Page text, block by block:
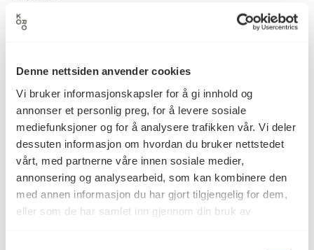
Denne nettsiden anvender cookies
Vi bruker informasjonskapsler for å gi innhold og
annonser et personlig preg, for å levere sosiale
mediefunksjoner og for å analysere trafikken vår. Vi deler
dessuten informasjon om hvordan du bruker nettstedet
vårt, med partnerne våre innen sosiale medier,
annonsering og analysearbeid, som kan kombinere den
med annen informasjon du har gjort tilgjengelig for dem,
eller som de har samlet inn gjennom din bruk av
Høyde: 50cm
Diameter: 0cm
Dybde: 0cm
Reference KORO.002769